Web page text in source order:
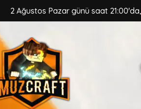
2 Ağustos Pazar günü saat